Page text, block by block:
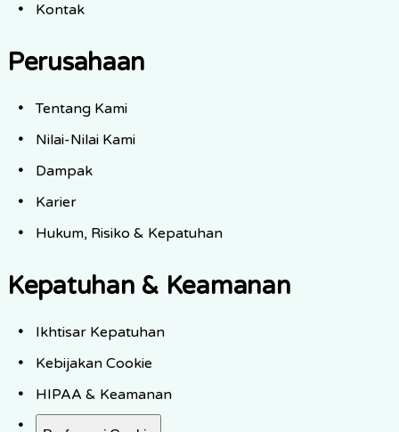
Kontak
Perusahaan
Tentang Kami
Nilai-Nilai Kami
Dampak
Karier
Hukum, Risiko & Kepatuhan
Kepatuhan & Keamanan
Ikhtisar Kepatuhan
Kebijakan Cookie
HIPAA & Keamanan